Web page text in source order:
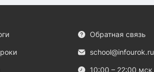
Обратная связь
school@infourok.ru
10:00 – 22:00 мск